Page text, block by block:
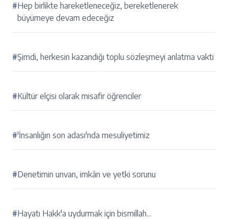
#Hep birlikte hareketleneceğiz, bereketlenerek
büyümeye devam edeceğiz
#Şimdi, herkesin kazandığı toplu sözleşmeyi anlatma vakti
#Kültür elçisi olarak misafir öğrenciler
#'İnsanlığın son adası'nda mesuliyetimiz
#Denetimin unvan, imkân ve yetki sorunu
#Hayatı Hakk'a uydurmak için bismillah...